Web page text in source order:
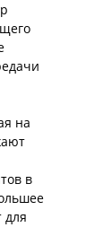
на
в
для